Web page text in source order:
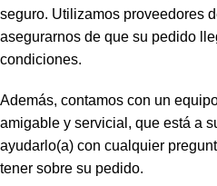
seguro. Utilizamos proveedores
asegurarnos de que su pedido
condiciones.
Además, contamos con un
amigable y servicial, que está a
ayudarlo(a) con cualquier
tener sobre su pedido.